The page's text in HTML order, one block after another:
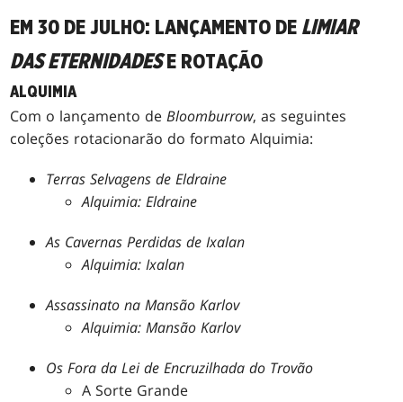
EM 30 DE JULHO: LANÇAMENTO DE LIMIAR
DAS ETERNIDADESE ROTAÇÃO
ALQUIMIA
Com o lançamento deBloomburrow, as seguintes
coleções rotacionarão do formato Alquimia:
Terras Selvagens de Eldraine
Alquimia: Eldraine
As Cavernas Perdidas de Ixalan
Alquimia: Ixalan
Assassinato na Mansão Karlov
Alquimia: Mansão Karlov
Os Fora da Lei de Encruzilhada do Trovão
A Sorte Grande